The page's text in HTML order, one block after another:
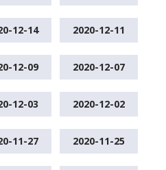
12-14 2020-12-11
12-09 2020-12-07
12-03 2020-12-02
11-27 2020-11-25